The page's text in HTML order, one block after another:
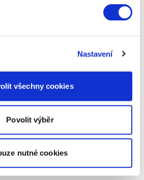
Nastavení
všechny cookies
Povolit výběr
nutné cookies